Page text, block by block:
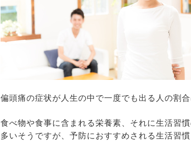
偏頭痛の症状が人生の中で一度でも出る人の割
食べ物や食事に含まれる栄養素、それに生活習
多いそうですが、予防におすすめされる生活習